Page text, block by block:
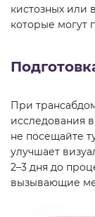
кистозных или
которые могут
При
исследования
не посещайте
улучшает
2–3 дня до
вызывающие